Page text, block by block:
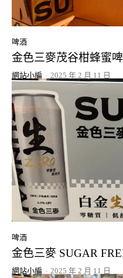
啤酒
金色三麥茂谷柑蜂蜜
網站小編 - 2025 年 2 月 11 日
啤酒
金色三麥 SUGAR
網站小編 - 2025 年 2 月 11 日